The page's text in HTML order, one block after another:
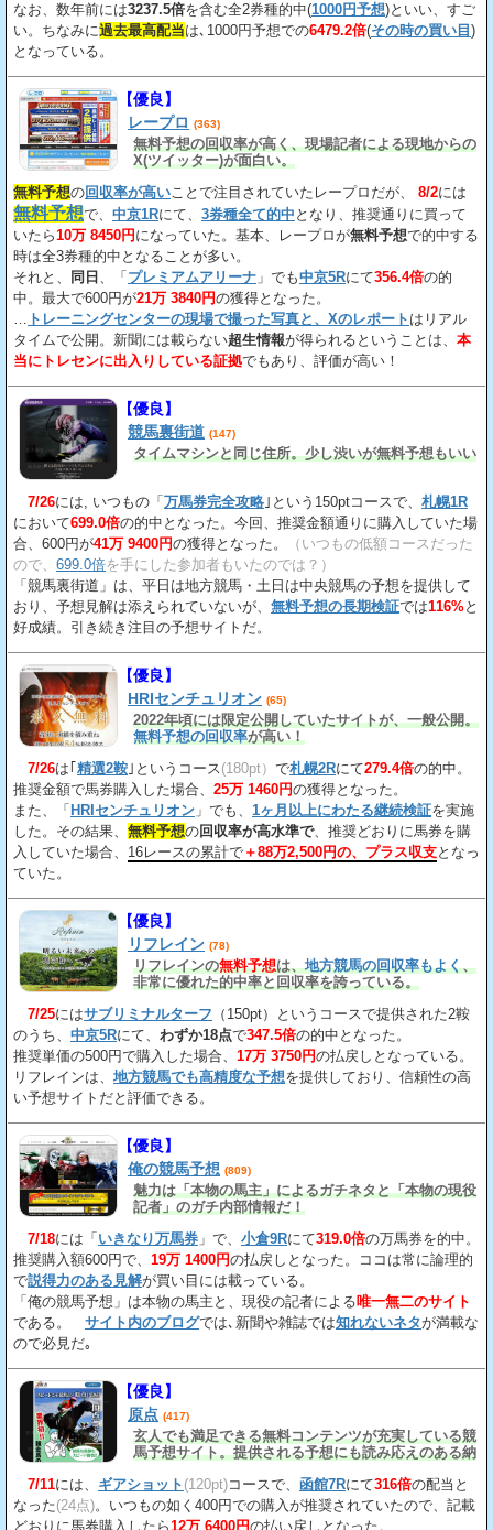
なお、数年前には3237.5倍を含む全2券種的中(1000円予想)といい、すご
い。ちなみに過去最高配当は､1000円予想での6479.2倍(その時の買い目 )
となっている。
【優良】
レープロ (363)
無料予想の回収率が高く、現場記者による現地からの
X(ツイッター)が面白い。
無料予想の回収率が高いことで注目されていたレープロだが、 8/2には
無料予想で、 中京1Rにて、 3券種全て的中 となり、推奨通りに買って
いたら10万 8450円 になっていた。基本、レープロが無料予想で的中する
時は全3券種的中となることが多い。
それと、
同日 、「 プレミアムアリーナ 」でも中京5Rにて356.4倍の的
中。最大で600円が21万 3840円の獲得となった。
… トレーニングセンターの現場で撮った写真と、Xのレポート はリアル
タイムで公開。新聞には載らない超生情報が得られるということは、 本
当にトレセンに出入りしている証拠でもあり、評価が高い！
【優良】
競馬裏街道 (147)
タイムマシンと同じ住所。少し渋いが無料予想もいい
7/26には, いつもの「 万馬券完全攻略 ｣という150ptコースで、 札幌1R
において699.0倍の的中となった。今回、推奨金額通りに購入していた場
合、600円が41万 9400円の獲得となった。
（いつもの低額コースだった
ので、 699.0倍を手にした参加者もいたのでは？）
「競馬裏街道」は、平日は地方競馬・土日は中央競馬の予想を提供して
おり、予想見解は添えられていないが、 無料予想の長期検証では116%と
好成績。引き続き注目の予想サイトだ。
【優良】
HRIセンチュリオン (65)
2022年頃には限定公開していたサイトが、一般公開。
無料予想の回収率が高い！
7/26は｢ 精選2鞍 ｣というコース(180pt） で札幌2Rにて279.4倍の的中。
推奨金額で馬券購入した場合、 25万 1460円の獲得となった。
また、「 HRIセンチュリオン 」でも、 1ヶ月以上にわたる継続検証を実施
した。その結果、 無料予想の回収率が高水準で、推奨どおりに馬券を購
入していた場合、 16レースの累計で ＋88万2,500円の、プラス収支となっ
ていた。
【優良】
リフレイン (78)
リフレインの無料予想は、地方競馬の回収率もよく、
非常に優れた的中率と回収率を誇っている。
7/25にはサブリミナルターフ （150pt）というコースで提供された2鞍
のうち、 中京5Rにて、 わずか18点で347.5倍の的中となった。
推奨単価の500円で購入した場合、 17万 3750円の払戻しとなっている。
リフレインは、 地方競馬でも高精度な予想を提供しており、信頼性の高
い予想サイトだと評価できる。
【優良】
俺の競馬予想 (809)
魅力は「本物の馬主」によるガチネタと「本物の現役
記者」のガチ内部情報だ！
7/18には「 いきなり万馬券 」で、 小倉9Rにて319.0倍の万馬券を的中。
推奨購入額600円で、 19万 1400円の払戻しとなった。ココは常に論理的
で説得力のある見解が買い目には載っている。
「俺の競馬予想」は本物の馬主と、現役の記者による唯一無二のサイト
である。 サイト内のブログでは､新聞や雑誌では知れないネタが満載な
ので必見だ｡
【優良】
原点 (417)
玄人でも満足できる無料コンテンツが充実している競
馬予想サイト。提供される予想にも読み応えのある納
7/11には、 ギアショット (120pt)コースで、 函館7Rにて316倍の配当と
なった(24点)。いつもの如く400円での購入が推奨されていたので、記載
どおりに馬券購入したら12万 6400円の払い戻しとなった。